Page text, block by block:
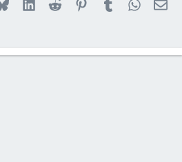
BlueskyLinkedInReddit PinterestTumblr